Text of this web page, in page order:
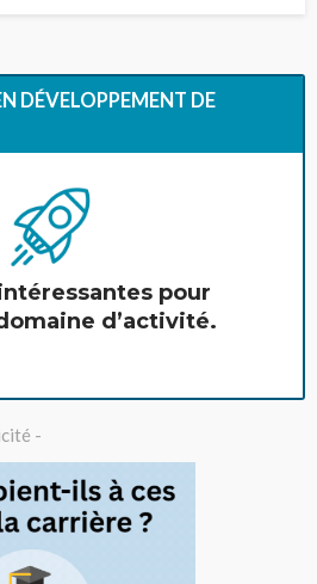
DÉVELOPPEMENT DE
pour
d’activité.
-